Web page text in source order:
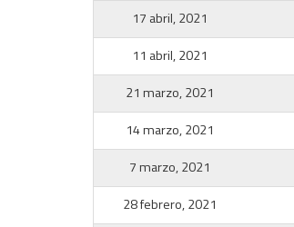
17 abril, 2021
11 abril, 2021
21 marzo, 2021
14 marzo, 2021
7 marzo, 2021
28 febrero, 2021